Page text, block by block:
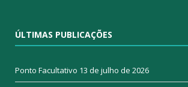
ÚLTIMAS PUBLICAÇÕES
Ponto Facultativo 13 de julho de 2026